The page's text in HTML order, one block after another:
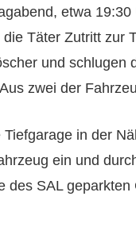
etwa
Täter Zutritt zur
und schlugen
zwei der
in der
ein und
des SAL